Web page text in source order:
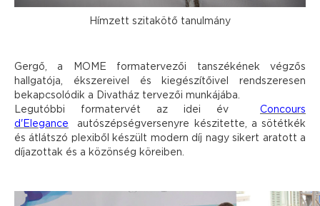
Hímzett szitakötő tanulmány
Gergő, a MOME formatervezői tanszékének végzős
hallgatója, ékszereivel és kiegészítőivel rendszeresen
bekapcsolódik a Divatház tervezői munkájába.
Legutóbbi formatervét az idei év Concours
d'Elegance autószépségversenyre készitette, a sötétkék
és átlátszó plexiből készült modern díj nagy sikert aratott a
díjazottak és a közönség köreiben.